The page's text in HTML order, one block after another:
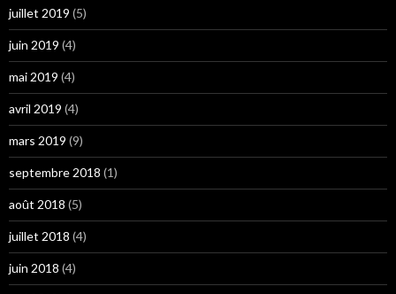
juillet 2019 (5)
juin 2019 (4)
mai 2019 (4)
avril 2019 (4)
mars 2019 (9)
septembre 2018 (1)
août 2018 (5)
juillet 2018 (4)
juin 2018 (4)